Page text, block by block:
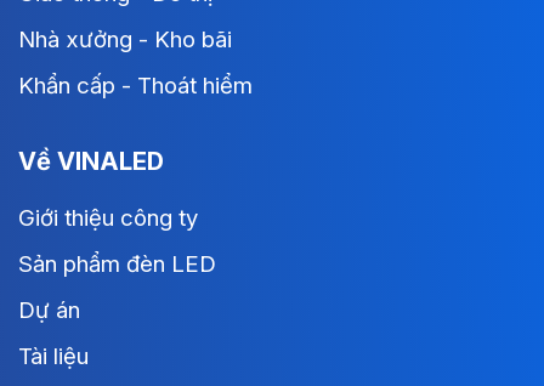
Nhà xưởng - Kho bãi
Khẩn cấp - Thoát hiểm
Về VINALED
Giới thiệu công ty
Sản phẩm đèn LED
Dự án
Tài liệu